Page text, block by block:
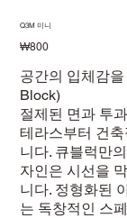
Q3M 미니
Price
₩800
공간의 입체감
Block)
절제된 면과 투
테라스부터 건
니다. 큐블럭만
자인은 시선을
니다. 정형화된
는 독창적인 스